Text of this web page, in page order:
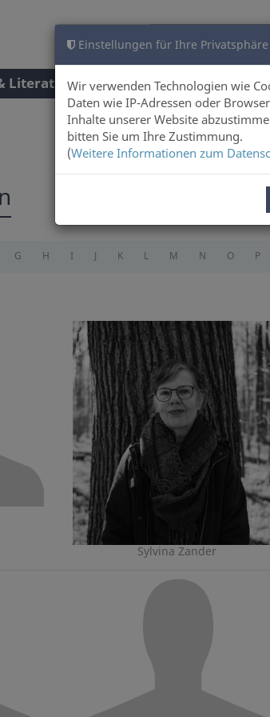
Einstellungen für Ihre Privatsphäre
Wir verwenden Technologien wie
Daten wie IP-Adressen oder
Inhalte unserer Website
bitten Sie um Ihre Zustimmung.
(Weitere Informationen zum
Literatur Autoren Über uns
G H I J K L M N O P
Sylvina Zander